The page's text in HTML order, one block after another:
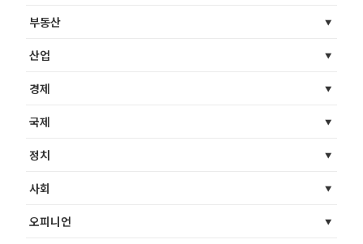
부동산
산업
경제
국제
정치
사회
오피니언